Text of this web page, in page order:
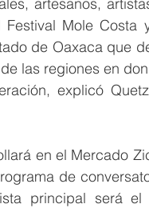
Mole Costa
de Oaxaca que
las regiones en
explicó
en el Mercado
de
principal será